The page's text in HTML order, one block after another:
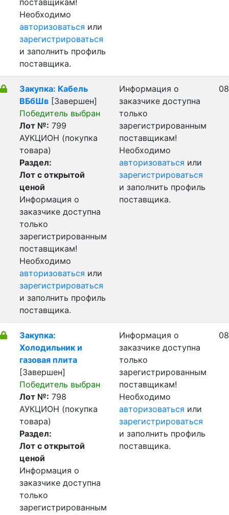
поставщикам!
Необходимо
авторизоваться или
зарегистрироваться
и заполнить профиль
поставщика.
Закупка: Кабель
ВБбШв [Завершен]
Победитель выбран
Лот №: 799
АУКЦИОН (покупка
товара)
Раздел:
Лот с открытой
ценой
Информация о
заказчике доступна
только
зарегистрированным
поставщикам!
Необходимо
авторизоваться или
зарегистрироваться
и заполнить профиль
поставщика.
Информация о
заказчике доступна
только
зарегистрированным
поставщикам!
Необходимо
авторизоваться или
зарегистрироваться
и заполнить профиль
поставщика.
Закупка:
Холодильник и
газовая плита
[Завершен]
Победитель выбран
Лот №: 798
АУКЦИОН (покупка
товара)
Раздел:
Лот с открытой
ценой
Информация о
заказчике доступна
только
зарегистрированным
Информация о
заказчике доступна
только
зарегистрированным
поставщикам!
Необходимо
авторизоваться или
зарегистрироваться
и заполнить профиль
поставщика.